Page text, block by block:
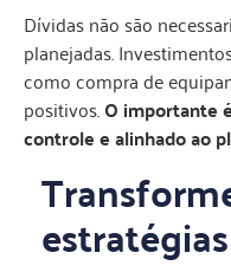
Dívidas não são
planejadas.
como compra de
positivos.O importante
controle e alinhado ao
estratégias